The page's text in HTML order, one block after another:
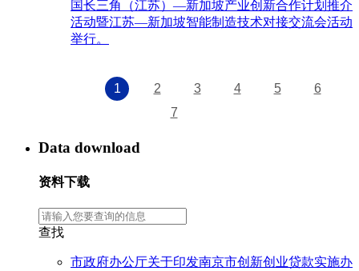
国长三角（江苏）—新加坡产业创新合作计划推介
活动暨江苏—新加坡智能制造技术对接交流会活动
举行。
1 2 3 4 5
6
7
Data download
资料下载
查找
市政府办公厅关于印发南京市创新创业贷款实施办